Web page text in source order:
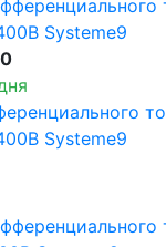
Systeme9